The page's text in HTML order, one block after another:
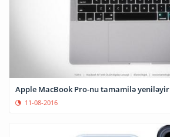
Apple MacBook Pro-nu tamamilə yeniləyir
11-08-2016